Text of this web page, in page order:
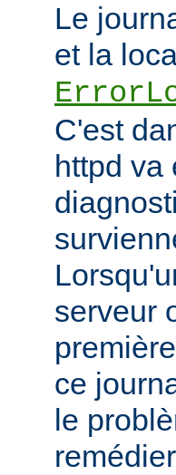
Le
et la
C'est
httpd va
serveur
ce
le